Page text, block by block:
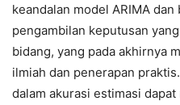
keandalan model ARIMA
pengambilan keputusan
bidang, yang pada akhirnya
ilmiah dan penerapan
dalam akurasi estimasi